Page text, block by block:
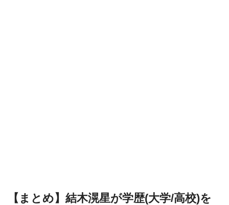
【まとめ】結木滉星が学歴(大学/高校)を